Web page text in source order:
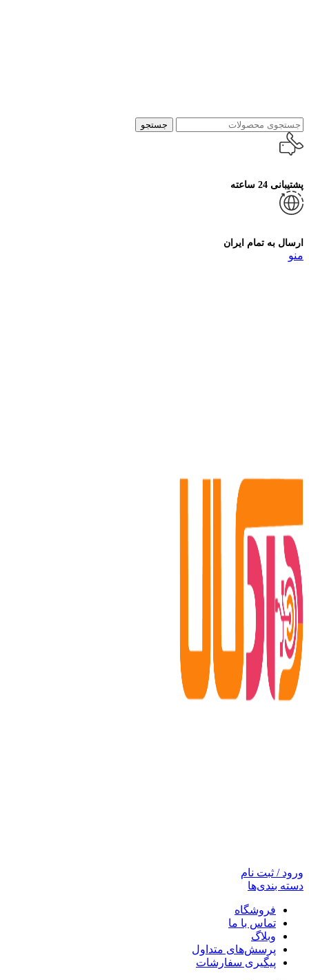
جستجو
پشتیبانی 24 ساعته
ارسال به تمام ایران
منو
ورود / ثبت نام
دسته بندی‌ها
فروشگاه
تماس با ما
وبلاگ
پرسش‌های متداول
پیگیری سفارشات